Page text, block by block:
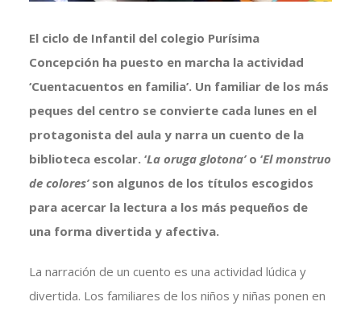
El ciclo de Infantil del colegio Purísima
Concepción ha puesto en marcha la actividad
‘Cuentacuentos en familia’. Un familiar de los más
peques del centro se convierte cada lunes en el
protagonista del aula y narra un cuento de la
biblioteca escolar. ‘La oruga glotona’ o ‘El monstruo
de colores’son algunos de los títulos escogidos
para acercar la lectura a los más pequeños de
una forma divertida y afectiva.
La narración de un cuento es una actividad lúdica y
divertida. Los familiares de los niños y niñas ponen en